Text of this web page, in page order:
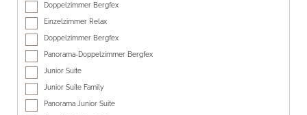
Doppelzimmer Bergfex
Einzelzimmer Relax
Doppelzimmer Bergfex
Panorama-Doppelzimmer Bergfex
Junior Suite
Junior Suite Family
Panorama Junior Suite